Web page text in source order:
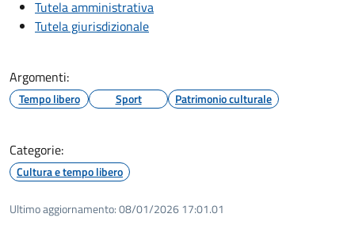
Tutela amministrativa
Tutela giurisdizionale
Argomenti:
Tempo libero Sport Patrimonio culturale
Categorie:
Cultura e tempo libero
Ultimo aggiornamento:08/01/2026 17:01.01